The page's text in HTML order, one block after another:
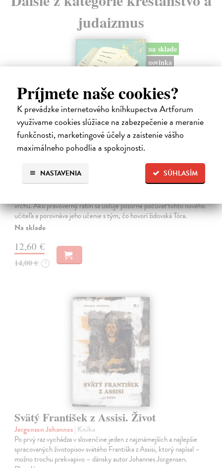
Príjmete naše cookies?
K prevádzke internetového kníhkupectva Artforum
využívame cookies slúžiace na zabezpečenie a meranie
funkčnosti, marketingové účely a zaistenie vášho
maximálneho pohodlia a spokojnosti.
SÚHLASÍM
NASTAVENIA
judaizmus
na sklade
novinka
Rabín sa rozpráva s Ježišom
Neusner Jacob| Kniha
vrchu. Ako pravoverný rabín sa usiluje pozorne počúvať tohto nového
učiteľa a porovnáva jeho učenie s tým, čo hovorí židovská Tóra.
Na sklade
12,60 €
14,00 € ?
Svätý František z Assisi. Život
Jorgensen Johannes| Kniha
Po prvý raz vychádza v slovenčine jeden z najznámejších a najlepšie
spracovaných životopisov svätého Františka z Assisi, ktorý napísal –
možno trochu prekvapivo – dánsky autor Johannes Jorgensen.